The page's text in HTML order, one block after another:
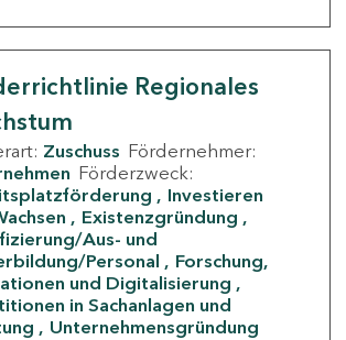
Regionales
Zuschuss Fördernehmer:
Förderzweck:
Investieren
Existenzgründung
Aus- und
Personal
Forschung,
und Digitalisierung
in Sachanlagen und
Unternehmensgründung